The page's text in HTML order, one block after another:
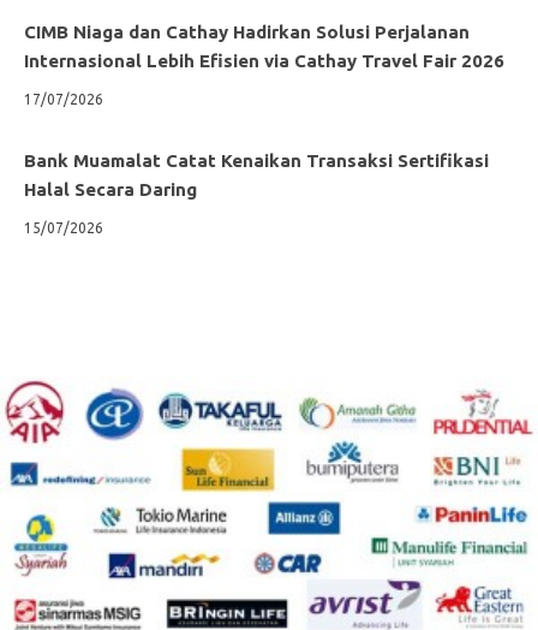
CIMB Niaga dan Cathay Hadirkan Solusi Perjalanan
Internasional Lebih Efisien via Cathay Travel Fair 2026
17/07/2026
Bank Muamalat Catat Kenaikan Transaksi Sertifikasi
Halal Secara Daring
15/07/2026